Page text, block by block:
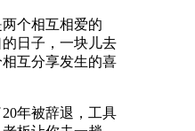
个相互相爱的
日子，一块儿去
互分享发生的喜
年被辞退，工具